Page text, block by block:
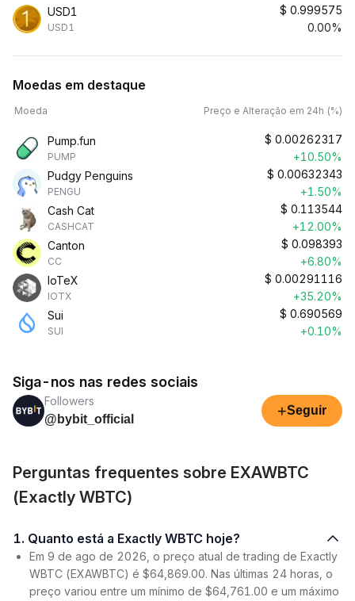
USD1
USD1
$ 0.999575
0.00%
Moedas em destaque
Moeda Preço e Alteração em 24h (%)
Pump.fun
PUMP
$ 0.00262317
+10.50%
Pudgy Penguins
PENGU
$ 0.00632343
+1.50%
Cash Cat
CASHCAT
$ 0.113544
+12.00%
Canton
CC
$ 0.098393
+6.80%
IoTeX
IOTX
$ 0.00291116
+35.20%
Sui
SUI
$ 0.690569
+0.10%
Siga-nos nas redes sociais
Followers
@bybit_official
+Seguir
Perguntas frequentes sobre EXAWBTC
(Exactly WBTC)
1. Quanto está a Exactly WBTC hoje?
Em 9 de ago de 2026, o preço atual de trading de Exactly
WBTC (EXAWBTC) é $64,869.00. Nas últimas 24 horas, o
preço variou entre um mínimo de $64,761.00 e um máximo